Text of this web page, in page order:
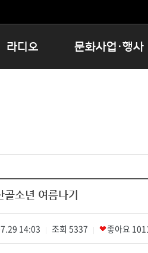
라디오 문화사업·행사
충청북도 음식문화페스타
청원생명쌀 대청호마라톤
로컬 콘텐츠 Hub
문화행사 아카이빙
소년 여름나기
14:03 조회 5337 좋아요